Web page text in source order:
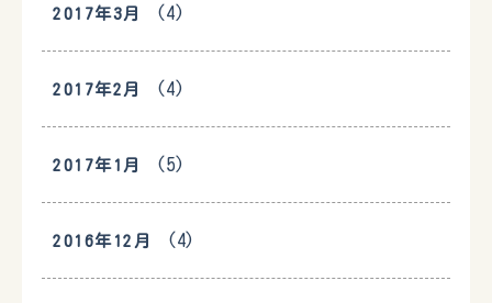
2017年3月 (4)
2017年2月 (4)
2017年1月 (5)
2016年12月 (4)